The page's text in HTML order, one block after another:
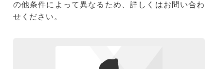
の他条件によって異なるため、詳しくはお問い合わ
せください。